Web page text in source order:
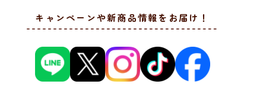
キャンペーンや新商品情報をお届け！